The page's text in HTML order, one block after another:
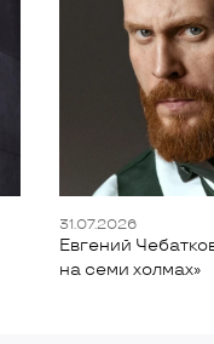
31.07.2026
Евгений
на семи холмах»